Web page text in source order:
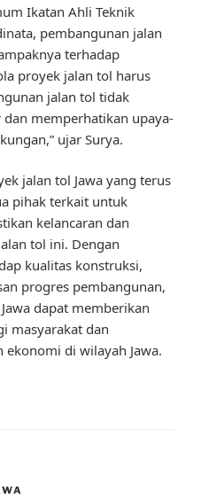
Ikatan Ahli Teknik
pembangunan jalan
terhadap
proyek jalan tol harus
jalan tol tidak
memperhatikan upaya-
ujar Surya.
jalan tol Jawa yang terus
pihak terkait untuk
kelancaran dan
tol ini. Dengan
kualitas konstruksi,
progres pembangunan,
dapat memberikan
masyarakat dan
di wilayah Jawa.